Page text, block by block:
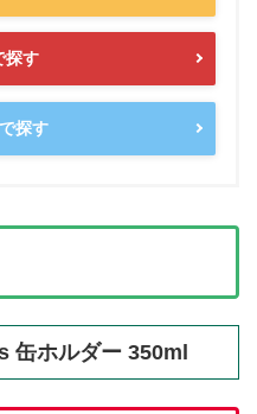
探す
探す
缶ホルダー 350ml